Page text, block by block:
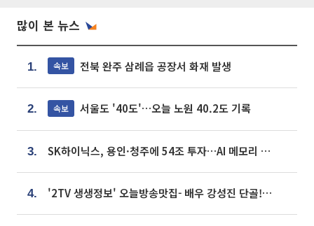
많이 본 뉴스
1. 속보 전북 완주 삼례읍 공장서 화재 발생
2. 속보 서울도 '40도'…오늘 노원 40.2도 기록
3. SK하이닉스, 용인·청주에 54조 투자…AI 메모리 생산기지 키운다
4. '2TV 생생정보' 오늘방송맛집- 배우 강성진 단골! 쌀국수ㆍ푸팟퐁 커리 맛집 '블○○○'